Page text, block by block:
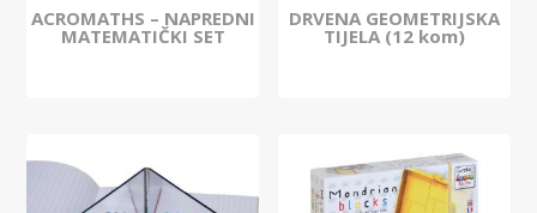
ACROMATHS – NAPREDNI
MATEMATIČKI SET
DRVENA GEOMETRIJSKA
TIJELA (12 kom)